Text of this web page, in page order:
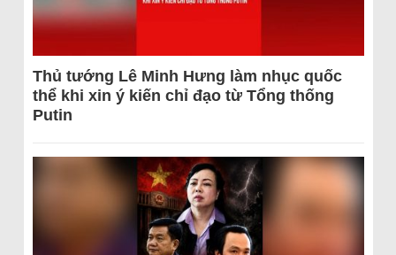
Thủ tướng Lê Minh Hưng làm nhục quốc
thể khi xin ý kiến chỉ đạo từ Tổng thống
Putin